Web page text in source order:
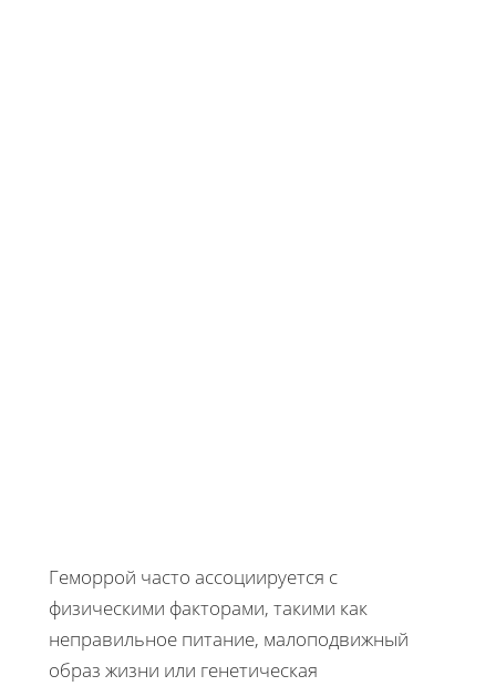
Геморрой часто ассоциируется с
физическими факторами, такими как
неправильное питание, малоподвижный
образ жизни или генетическая